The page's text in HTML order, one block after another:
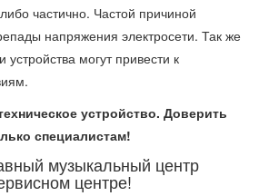
частично. Частой причиной
напряжения электросети. Так же
устройства могут привести к
устройство. Доверить
специалистам!
музыкальный центр
центре!